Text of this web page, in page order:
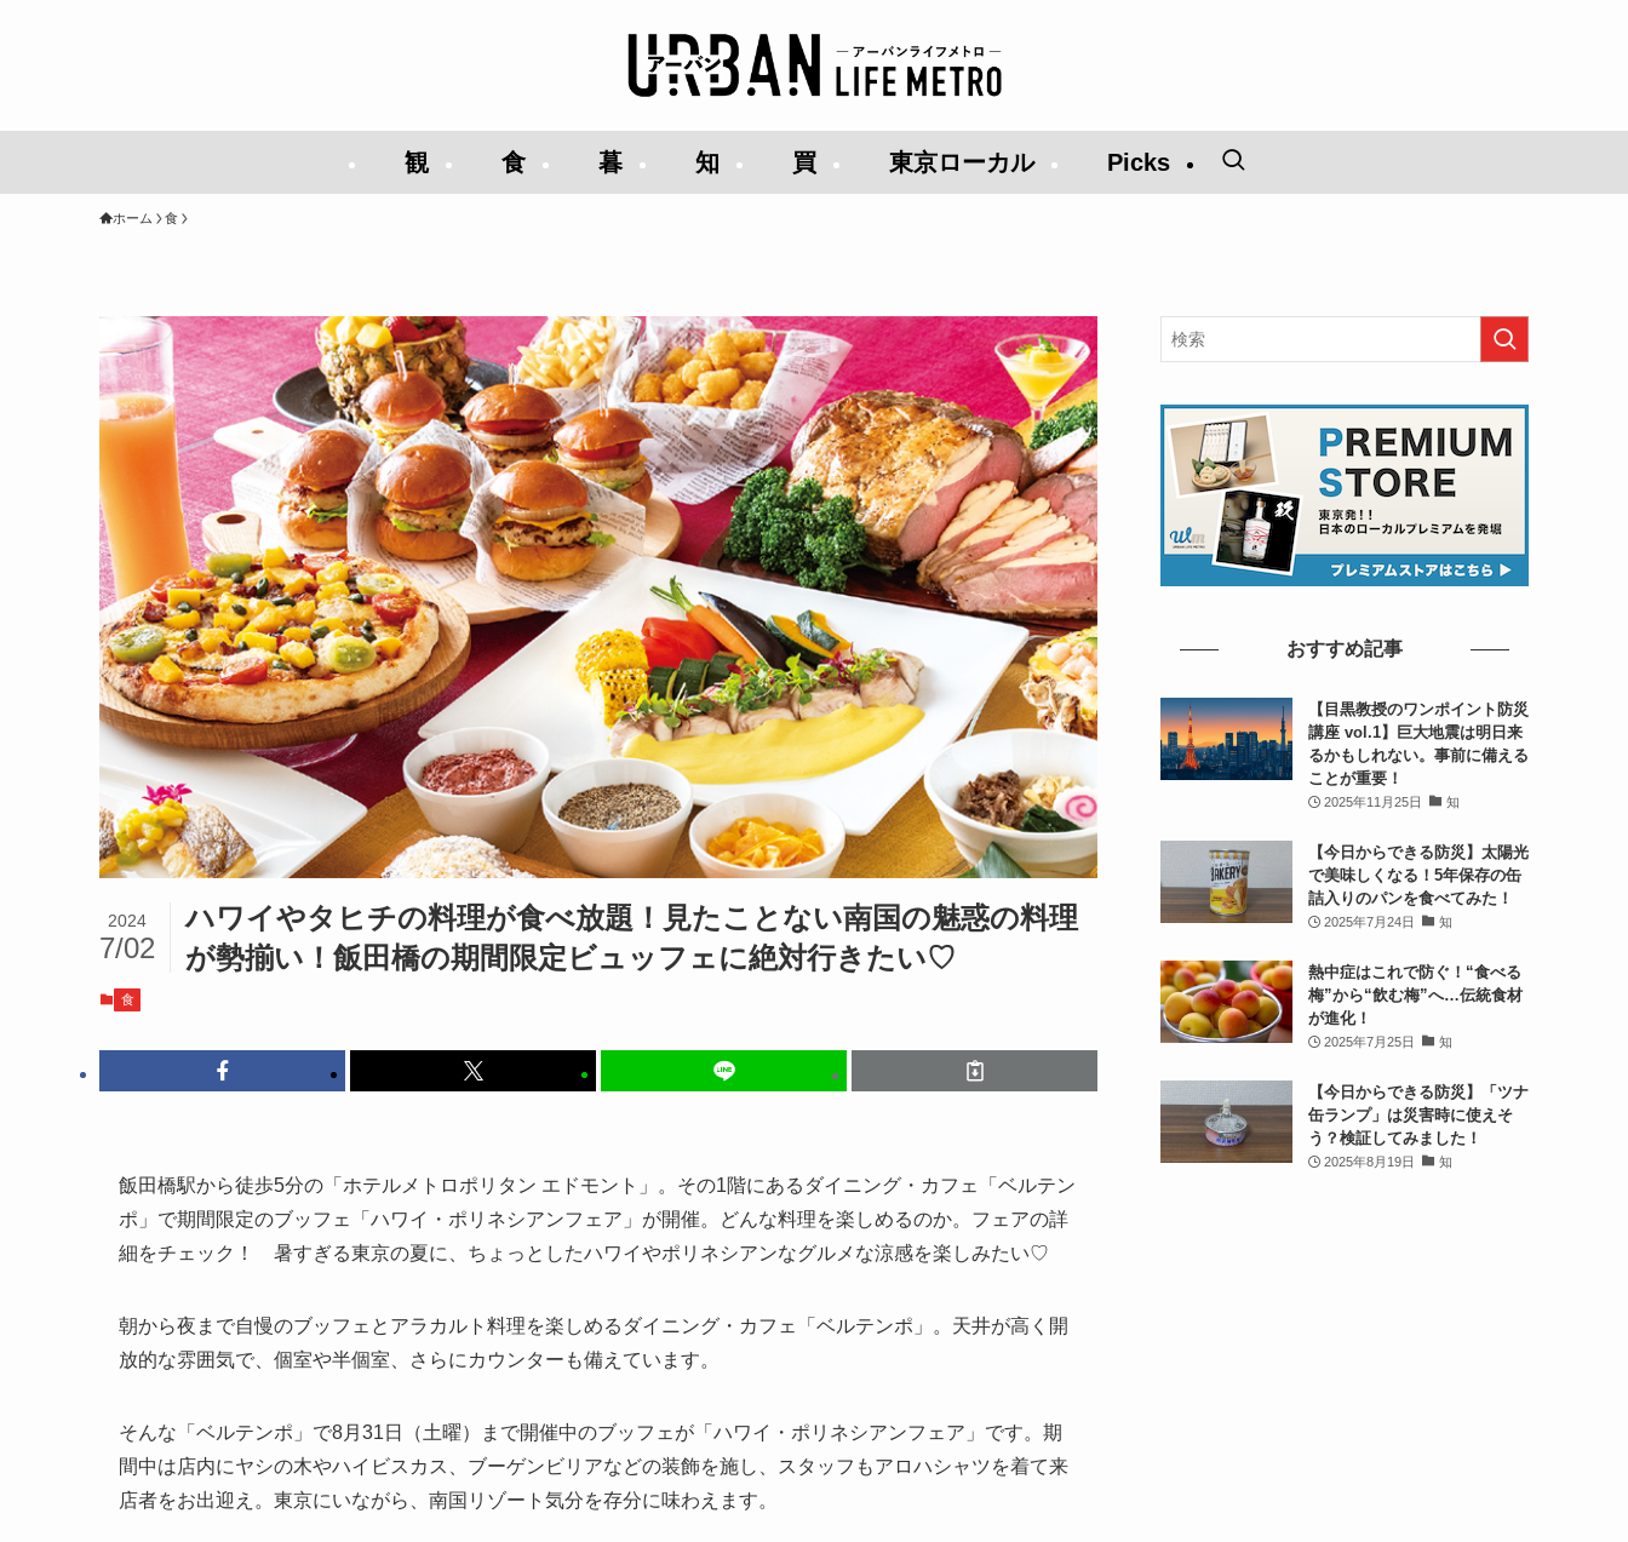
観 食 暮 知 買 東京ローカル Picks
ホーム 食
ハワイやタヒチの料理が食べ放題！見たことない南国の魅惑の料理
が勢揃い！飯田橋の期間限定ビュッフェに絶対行きたい♡
2024
7/02
食
飯田橋駅から徒歩5分の「ホテルメトロポリタン エドモント」。その1階にあるダイニング・カフェ「ベルテン
ポ」で期間限定のブッフェ「ハワイ・ポリネシアンフェア」が開催。どんな料理を楽しめるのか。フェアの詳
細をチェック！ 暑すぎる東京の夏に、ちょっとしたハワイやポリネシアンなグルメな涼感を楽しみたい♡
朝から夜まで自慢のブッフェとアラカルト料理を楽しめるダイニング・カフェ「ベルテンポ」。天井が高く開
放的な雰囲気で、個室や半個室、さらにカウンターも備えています。
そんな「ベルテンポ」で8月31日（土曜）まで開催中のブッフェが「ハワイ・ポリネシアンフェア」です。期
間中は店内にヤシの木やハイビスカス、ブーゲンビリアなどの装飾を施し、スタッフもアロハシャツを着て来
店者をお出迎え。東京にいながら、南国リゾート気分を存分に味わえます。
おすすめ記事
【目黒教授のワンポイント防災
講座 vol.1】巨大地震は明日来
るかもしれない。事前に備える
ことが重要！
2025年11月25日 知
【今日からできる防災】太陽光
で美味しくなる！5年保存の缶
詰入りのパンを食べてみた！
2025年7月24日 知
熱中症はこれで防ぐ！“食べる
梅”から“飲む梅”へ…伝統食材
が進化！
2025年7月25日 知
【今日からできる防災】「ツナ
缶ランプ」は災害時に使えそ
う？検証してみました！
2025年8月19日 知